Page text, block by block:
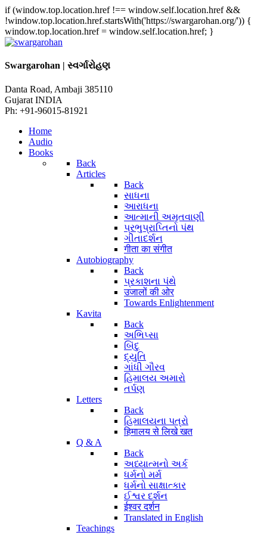
if (window.top.location.href !== window.self.location.href &&
!window.top.location.href.startsWith('https://swargarohan.org/')) {
window.top.location.href = window.self.location.href; }
Swargarohan | સ્વર્ગારોહણ
Danta Road, Ambaji 385110
Gujarat INDIA
Ph: +91-96015-81921
Home
Audio
Books
Back
Articles
Back
સાધના
આરાધના
આત્માની અમૃતવાણી
પ્રભુપ્રાપ્તિનો પંથ
ગીતાદર્શન
गीता का संगीत
Autobiography
Back
પ્રકાશના પંથે
उजालों की ओर
Towards Enlightenment
Kavita
Back
અભિપ્સા
બિંદુ
દ્યુતિ
ગાંધી ગૌરવ
હિમાલય અમારો
તર્પણ
Letters
Back
હિમાલયના પત્રો
हिमालय से लिखे खत
Q & A
Back
અધ્યાત્મનો અર્ક
ધર્મનો મર્મ
ધર્મનો સાક્ષાત્કાર
ઈશ્વર દર્શન
ईश्वर दर्शन
Translated in English
Teachings